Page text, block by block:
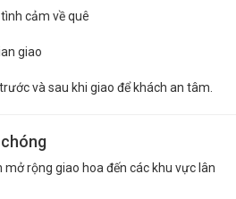
cảm về quê
giao
và sau khi giao để khách an tâm.
mở rộng giao hoa đến các khu vực lân